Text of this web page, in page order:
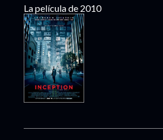
La película de 2010